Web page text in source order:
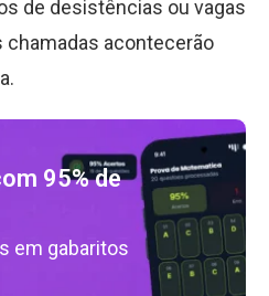
de desistências ou vagas
chamadas acontecerão
95% de
em gabaritos